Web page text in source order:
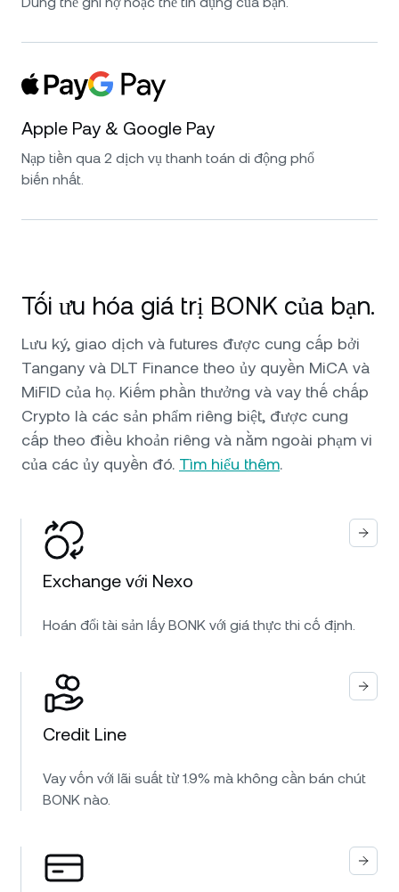
Apple Pay & Google Pay
Nạp tiền qua 2 dịch vụ thanh toán di động phổ
biến nhất.
Tối ưu hóa giá trị BONK của bạn.
Lưu ký, giao dịch và futures được cung cấp bởi
Tangany và DLT Finance theo ủy quyền MiCA và
MiFID của họ. Kiếm phần thưởng và vay thế chấp
Crypto là các sản phẩm riêng biệt, được cung
cấp theo điều khoản riêng và nằm ngoài phạm vi
của các ủy quyền đó. Tìm hiểu thêm.
Exchange với Nexo
Hoán đổi tài sản lấy BONK với giá thực thi cố định.
Credit Line
Vay vốn với lãi suất từ 1.9% mà không cần bán chút
BONK nào.